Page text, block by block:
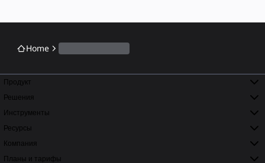
Home
Продукт
Решения
Инструменты
Ресурсы
Компания
Планы и тарифы